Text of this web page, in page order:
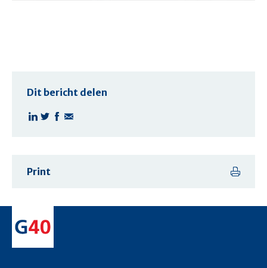
Dit bericht delen
Print